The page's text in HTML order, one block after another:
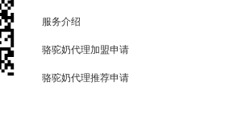
服务介绍
骆驼奶代理加盟申请
骆驼奶代理推荐申请